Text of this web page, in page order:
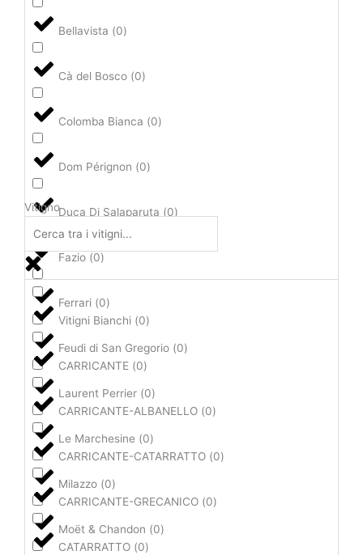
Bellavista (0)
Cà del Bosco (0)
Colomba Bianca (0)
Dom Pérignon (0)
Duca Di Salaparuta (0)
Fazio (0)
Ferrari (0)
Feudi di San Gregorio (0)
Laurent Perrier (0)
Le Marchesine (0)
Milazzo (0)
Moët & Chandon (0)
Vitigno
Vitigni Bianchi (0)
CARRICANTE (0)
CARRICANTE-ALBANELLO (0)
CARRICANTE-CATARRATTO (0)
CARRICANTE-GRECANICO (0)
CATARRATTO (0)